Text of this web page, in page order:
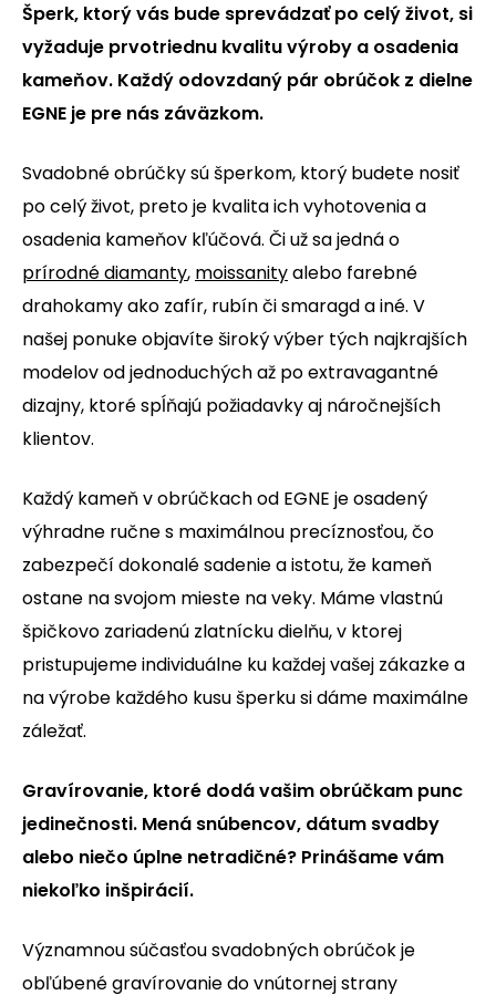
Šperk, ktorý vás bude sprevádzať po celý život, si
vyžaduje prvotriednu kvalitu výroby a osadenia
kameňov. Každý odovzdaný pár obrúčok z dielne
EGNE je pre nás záväzkom.
Svadobné obrúčky sú šperkom, ktorý budete nosiť
po celý život, preto je kvalita ich vyhotovenia a
osadenia kameňov kľúčová. Či už sa jedná o
prírodné diamanty, moissanityalebo farebné
drahokamy ako zafír, rubín či smaragd a iné. V
našej ponuke objavíte široký výber tých najkrajších
modelov od jednoduchých až po extravagantné
dizajny, ktoré spĺňajú požiadavky aj náročnejších
klientov.
Každý kameň v obrúčkach od EGNE je osadený
výhradne ručne s maximálnou precíznosťou, čo
zabezpečí dokonalé sadenie a istotu, že kameň
ostane na svojom mieste na veky. Máme vlastnú
špičkovo zariadenú zlatnícku dielňu, v ktorej
pristupujeme individuálne ku každej vašej zákazke a
na výrobe každého kusu šperku si dáme maximálne
záležať.
Gravírovanie, ktoré dodá vašim obrúčkam punc
jedinečnosti. Mená snúbencov, dátum svadby
alebo niečo úplne netradičné? Prinášame vám
niekoľko inšpirácií.
Významnou súčasťou svadobných obrúčok je
obľúbené gravírovanie do vnútornej strany